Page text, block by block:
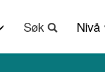
Søk Nivå